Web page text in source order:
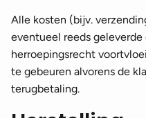
Alle kosten (bijv.
eventueel reeds
herroepingsrecht
te gebeuren alvorens de
terugbetaling.